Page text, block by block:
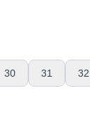
30 31 32